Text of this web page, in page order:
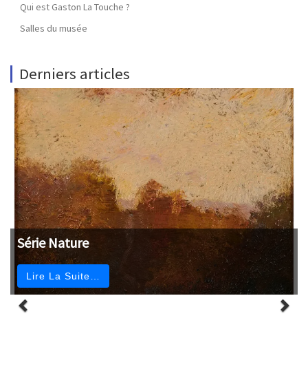
Qui est Gaston La Touche ?
Salles du musée
Derniers articles
Série Nature
Lire La Suite…